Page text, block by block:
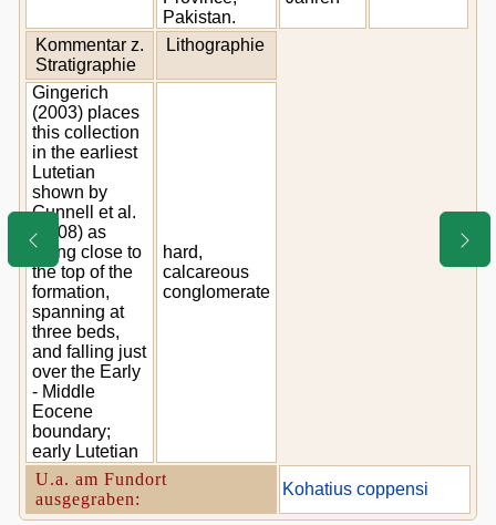
Pakistan.
Kommentar z.
Stratigraphie
Lithographie
Gingerich
(2003) places
this collection
in the earliest
Lutetian
shown by
Gunnell et al.
(2008) as
being close to
the top of the
formation,
spanning at
three beds,
and falling just
over the Early
- Middle
Eocene
boundary;
early Lutetian
hard,
calcareous
conglomerate
U.a. am Fundort
ausgegraben:
Kohatius coppensi